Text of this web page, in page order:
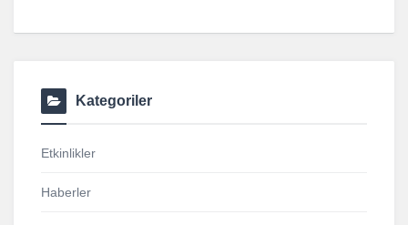
Kategoriler
Etkinlikler
Haberler